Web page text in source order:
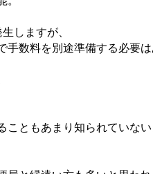
しますが、
手数料を別途準備する必要
こともあまり知られていな